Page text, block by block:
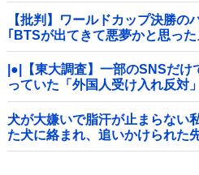
【批判】ワールドカップ決勝の
｢BTSが出てきて悪夢かと思った
|●|【東大調査】一部のSNSだ
っていた「外国人受け入れ反対
犬が大嫌いで脂汗が止まらない
た犬に絡まれ、追いかけられた
を目撃→必死で救急車を呼ぶも